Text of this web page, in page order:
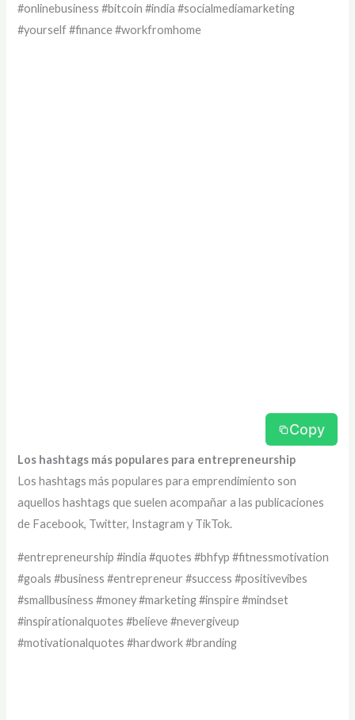
#onlinebusiness #bitcoin #india #socialmediamarketing
#yourself #finance #workfromhome
Copy
Los hashtags más populares para entrepreneurship
Los hashtags más populares para emprendimiento son
aquellos hashtags que suelen acompañar a las publicaciones
de Facebook, Twitter, Instagram y TikTok.
#entrepreneurship #india #quotes #bhfyp #fitnessmotivation
#goals #business #entrepreneur #success #positivevibes
#smallbusiness #money #marketing #inspire #mindset
#inspirationalquotes #believe #nevergiveup
#motivationalquotes #hardwork #branding